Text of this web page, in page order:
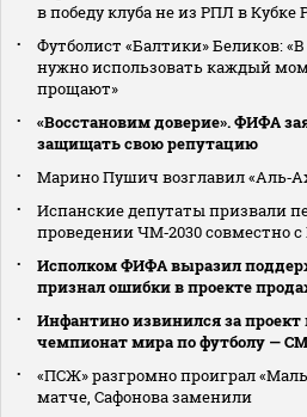
в победу клуба не из РПЛ в Кубке
Футболист «Балтики» Беликов:
нужно использовать каждый
прощают»
«Восстановим доверие». ФИФА
защищать свою репутацию
Марино Пушич возглавил
Испанские депутаты призвали
проведении ЧМ‑2030 совместно
Исполком ФИФА выразил
признал ошибки в проекте
Инфантино извинился за
чемпионат мира по футболу —
«ПСЖ» разгромно проиграл
матче, Сафонова заменили